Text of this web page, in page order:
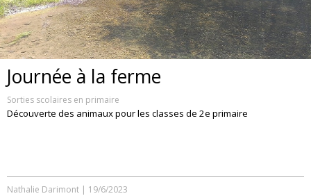
Journée à la ferme
Sorties scolaires en primaire
Découverte des animaux pour les classes de 2e primaire
Nathalie Darimont | 19/6/2023